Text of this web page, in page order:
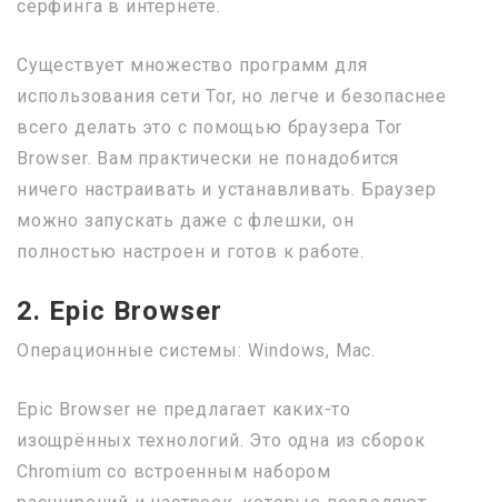
сёрфинга в интернете.
Существует множество программ для
использования сети Tor, но легче и безопаснее
всего делать это с помощью браузера Tor
Browser. Вам практически не понадобится
ничего настраивать и устанавливать. Браузер
можно запускать даже с флешки, он
полностью настроен и готов к работе.
2. Epic Browser
Операционные системы: Windows, Mac.
Epic Browser не предлагает каких-то
изощрённых технологий. Это одна из сборок
Chromium со встроенным набором